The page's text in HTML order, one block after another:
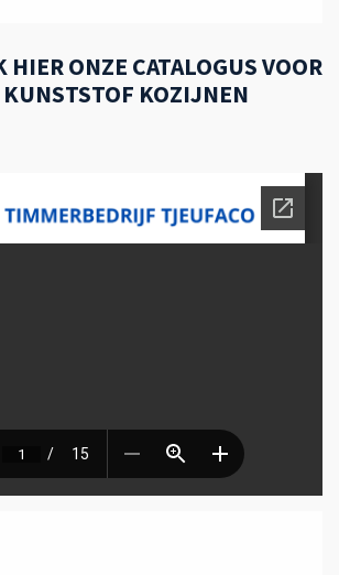
HIER ONZE CATALOGUS VOOR
KUNSTSTOF KOZIJNEN